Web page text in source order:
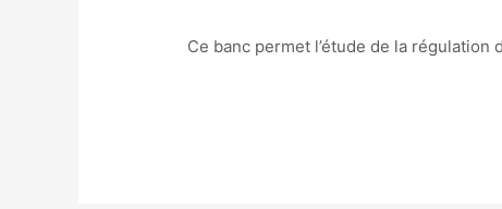
Ce banc permet l’étude de la